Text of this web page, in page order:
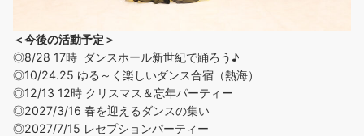
＜今後の活動予定＞
◎8/28 17時 ダンスホール新世紀で踊ろう♪
◎10/24.25 ゆる～く楽しいダンス合宿（熱海）
◎12/13 12時 クリスマス＆忘年パーティー
◎2027/3/16 春を迎えるダンスの集い
◎2027/7/15 レセプションパーティー